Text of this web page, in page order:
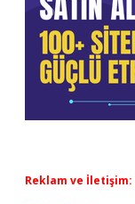
Reklam ve İletişim: